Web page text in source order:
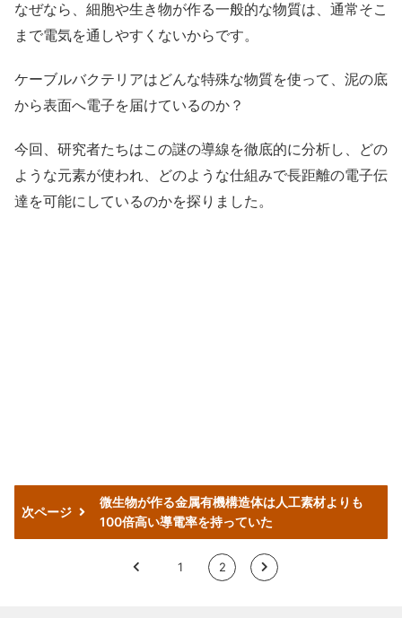
なぜなら、細胞や生き物が作る一般的な物質は、通常そこ
まで電気を通しやすくないからです。
ケーブルバクテリアはどんな特殊な物質を使って、泥の底
から表面へ電子を届けているのか？
今回、研究者たちはこの謎の導線を徹底的に分析し、どの
ような元素が使われ、どのような仕組みで長距離の電子伝
達を可能にしているのかを探りました。
次ページ
微生物が作る金属有機構造体は人工素材よりも
100倍高い導電率を持っていた
< 1 2 >